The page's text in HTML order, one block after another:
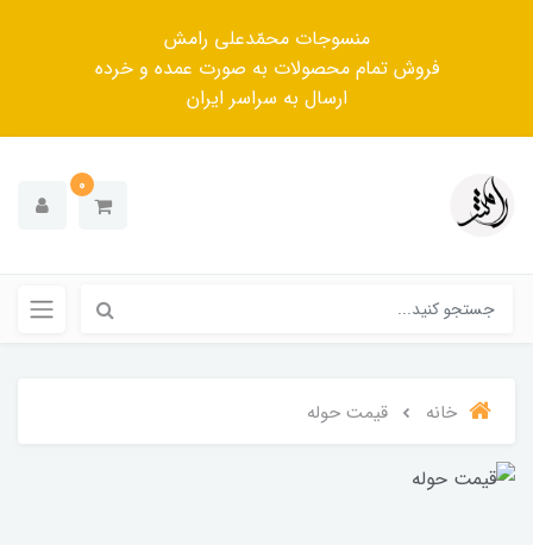
منسوجات محمّدعلی رامش
فروش تمام محصولات به صورت عمده و خرده
ارسال به سراسر ایران
0
خانه قیمت حوله